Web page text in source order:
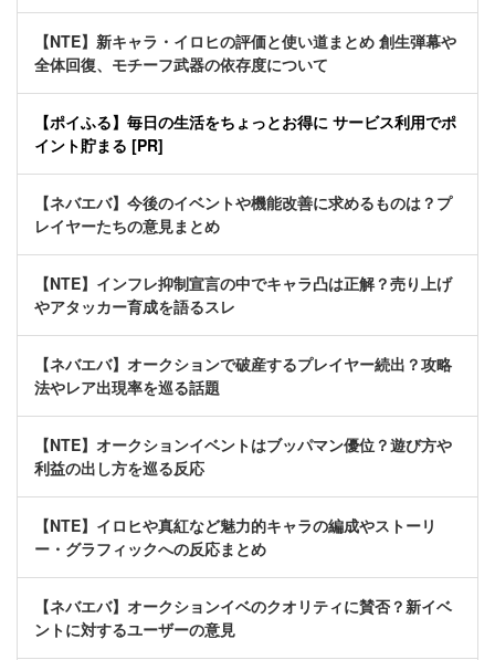
【NTE】新キャラ・イロヒの評価と使い道まとめ 創生弾幕や
全体回復、モチーフ武器の依存度について
【ポイふる】毎日の生活をちょっとお得に サービス利用でポ
イント貯まる [PR]
【ネバエバ】今後のイベントや機能改善に求めるものは？プ
レイヤーたちの意見まとめ
【NTE】インフレ抑制宣言の中でキャラ凸は正解？売り上げ
やアタッカー育成を語るスレ
【ネバエバ】オークションで破産するプレイヤー続出？攻略
法やレア出現率を巡る話題
【NTE】オークションイベントはブッパマン優位？遊び方や
利益の出し方を巡る反応
【NTE】イロヒや真紅など魅力的キャラの編成やストーリ
ー・グラフィックへの反応まとめ
【ネバエバ】オークションイベのクオリティに賛否？新イベ
ントに対するユーザーの意見